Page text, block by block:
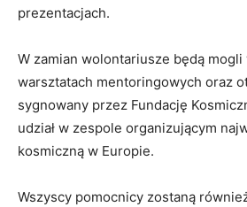
prezentacjach.
W zamian wolontariusze będą mogli
warsztatach mentoringowych oraz
sygnowany przez Fundację
udział w zespole organizującym
kosmiczną w Europie.
Wszyscy pomocnicy zostaną